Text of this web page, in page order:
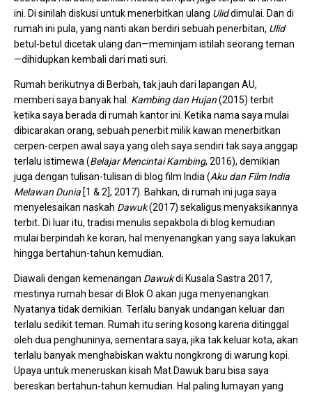
ini. Di sinilah diskusi untuk menerbitkan ulang Uliddimulai. Dan di
rumah ini pula, yang nanti akan berdiri sebuah penerbitan, Ulid
betul-betul dicetak ulang dan—meminjam istilah seorang teman
—dihidupkan kembali dari mati suri.
Rumah berikutnya di Berbah, tak jauh dari lapangan AU,
memberi saya banyak hal. Kambing dan Hujan(2015) terbit
ketika saya berada di rumah kantor ini. Ketika nama saya mulai
dibicarakan orang, sebuah penerbit milik kawan menerbitkan
cerpen-cerpen awal saya yang oleh saya sendiri tak saya anggap
terlalu istimewa (Belajar Mencintai Kambing, 2016), demikian
juga dengan tulisan-tulisan di blog film India (Aku dan Film India
Melawan Dunia [1 & 2], 2017). Bahkan, di rumah ini juga saya
menyelesaikan naskah Dawuk(2017) sekaligus menyaksikannya
terbit. Di luar itu, tradisi menulis sepakbola di blog kemudian
mulai berpindah ke koran, hal menyenangkan yang saya lakukan
hingga bertahun-tahun kemudian.
Diawali dengan kemenangan Dawukdi Kusala Sastra 2017,
mestinya rumah besar di Blok O akan juga menyenangkan.
Nyatanya tidak demikian. Terlalu banyak undangan keluar dan
terlalu sedikit teman. Rumah itu sering kosong karena ditinggal
oleh dua penghuninya, sementara saya, jika tak keluar kota, akan
terlalu banyak menghabiskan waktu nongkrong di warung kopi.
Upaya untuk meneruskan kisah Mat Dawuk baru bisa saya
bereskan bertahun-tahun kemudian. Hal paling lumayan yang